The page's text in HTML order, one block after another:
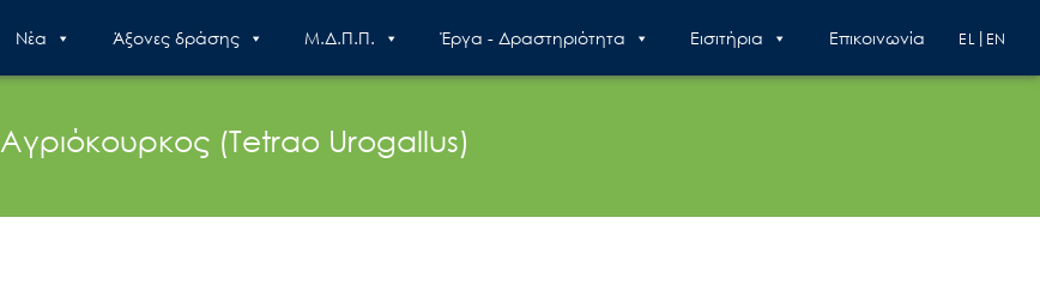
Nέα Άξονες δράσης Μ.Δ.Π.Π. Έργα - Δραστηριότητα Εισιτήρια Επικοινωνία EN
EL
Αγριόκουρκος (Tetrao Urogallus)